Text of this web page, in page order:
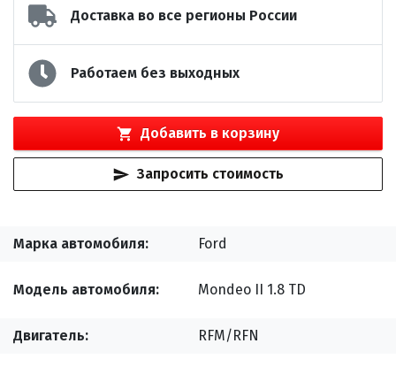
Доставка во все регионы России
Работаем без выходных
Добавить в корзину
Запросить стоимость
Марка автомобиля Ford
Модель автомобиля Mondeo II 1.8 TD
Двигатель RFM/RFN